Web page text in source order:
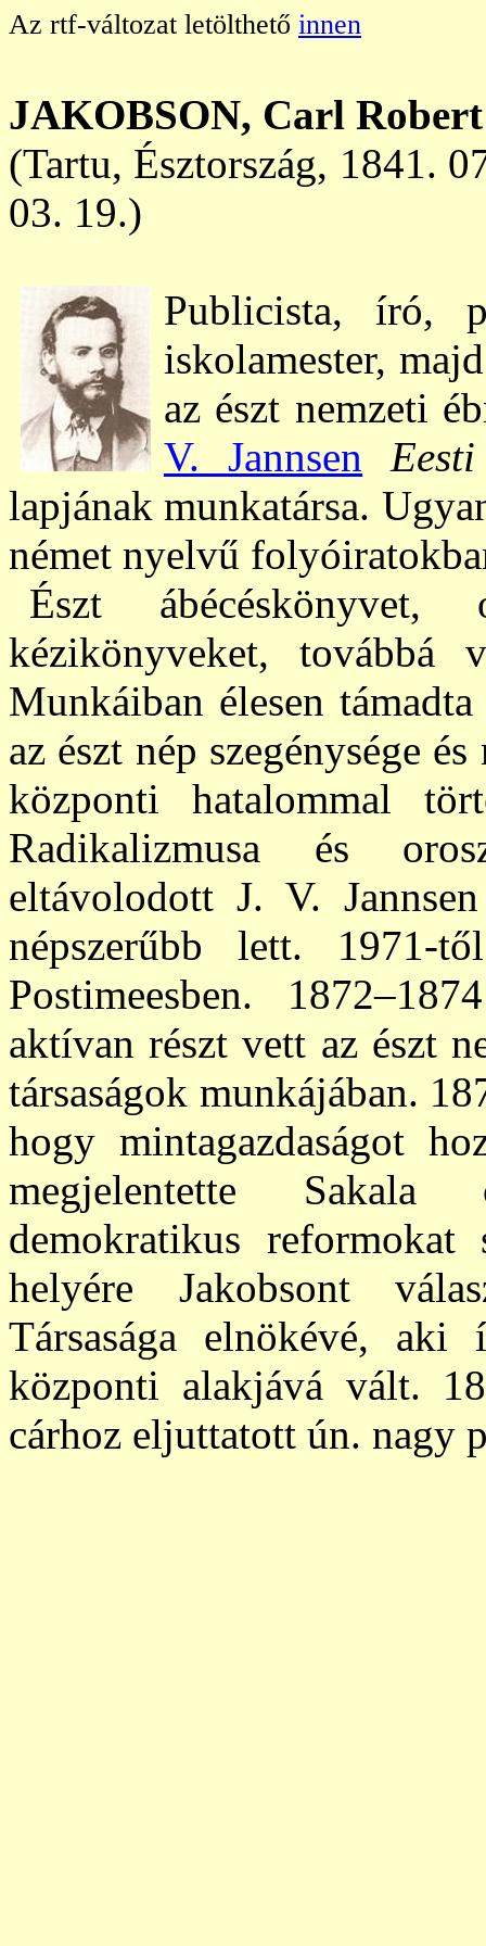
Az rtf-változat letölthető innen
JAKOBSON, Carl Robert
(Tartu, Észtország, 1841.
03. 19.)
Publicista, író,
iskolamester,
az észt nemzeti
V. Jannsen
lapjának munkatársa.
német nyelvű
Észt ábécéskönyvet,
kézikönyveket, továbbá
Munkáiban élesen
az észt nép szegénysége
központi hatalommal
Radikalizmusa és
eltávolodott J. V.
népszerűbb lett. 1971-
Postimeesben.
aktívan részt vett az észt
társaságok munkájában.
hogy mintagazdaságot
megjelentette
demokratikus
helyére Jakobsont
Társasága elnökévé,
központi alakjává vált.
cárhoz eljuttatott ún. nagy